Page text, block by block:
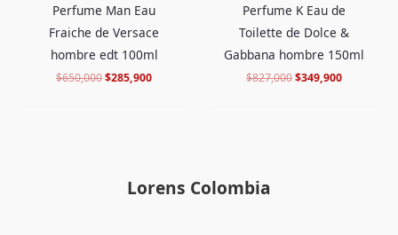
Perfume Man Eau
Fraiche de Versace
hombre edt 100ml
$650,000$285,900
Perfume K Eau de
Toilette de Dolce &
Gabbana hombre 150ml
$827,000$349,900
Lorens Colombia